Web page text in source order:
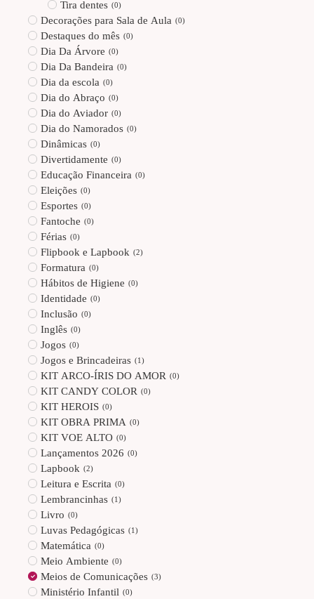
Tira dentes (0)
Decorações para Sala de Aula (0)
Destaques do mês (0)
Dia Da Árvore (0)
Dia Da Bandeira (0)
Dia da escola (0)
Dia do Abraço (0)
Dia do Aviador (0)
Dia do Namorados (0)
Dinâmicas (0)
Divertidamente (0)
Educação Financeira (0)
Eleições (0)
Esportes (0)
Fantoche (0)
Férias (0)
Flipbook e Lapbook (2)
Formatura (0)
Hábitos de Higiene (0)
Identidade (0)
Inclusão (0)
Inglês (0)
Jogos (0)
Jogos e Brincadeiras (1 )
KIT ARCO-ÍRIS DO AMOR (0)
KIT CANDY COLOR (0)
KIT HEROIS (0)
KIT OBRA PRIMA (0)
KIT VOE ALTO (0)
Lançamentos 2026 (0)
Lapbook (2)
Leitura e Escrita (0)
Lembrancinhas (1 )
Livro (0)
Luvas Pedagógicas (1 )
Matemática (0)
Meio Ambiente (0)
Meios de Comunicações (3)
Ministério Infantil (0)